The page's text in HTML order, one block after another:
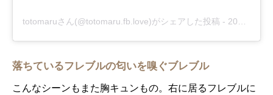
totomaruさん(@totomaru.fb.love)がシェアした投稿 - 2018年 1月月5日午後9時04分PST
落ちているフレブルの匂いを嗅ぐブレブル
こんなシーンもまた胸キュンもの。右に居るフレブルに